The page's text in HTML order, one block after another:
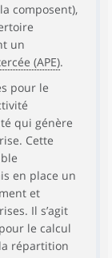
composent),
un
(APE).
pour le
qui génère
Cette
en place un
et
Il s’agit
le calcul
répartition